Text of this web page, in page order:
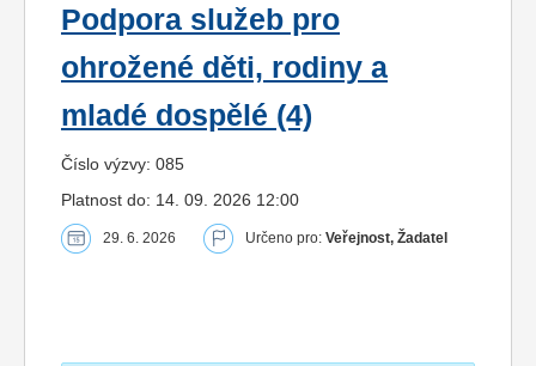
Podpora služeb pro
ohrožené děti, rodiny a
mladé dospělé (4)
Číslo výzvy: 085
Platnost do: 14. 09. 2026 12:00
29. 6. 2026 Určeno pro: Veřejnost, Žadatel